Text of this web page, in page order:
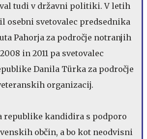
tudi v državni politiki. V letih
osebni svetovalec predsednika
Pahorja za področje notranjih
in 2011 pa svetovalec
Danila Türka za področje
organizacij.
republike kandidira s podporo
občin, a bo kot neodvisni